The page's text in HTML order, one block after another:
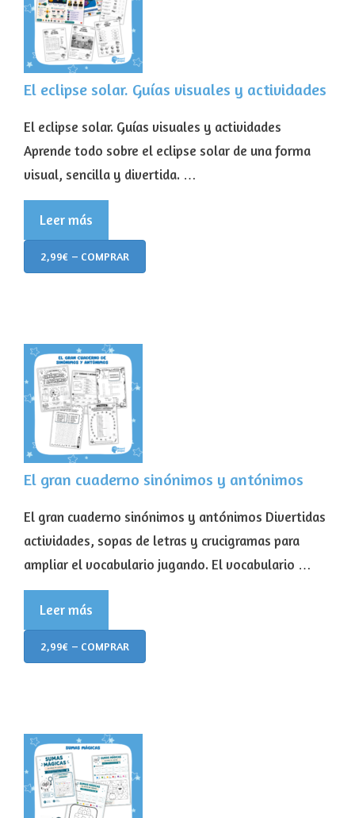
El eclipse solar. Guías visuales y actividades
El eclipse solar. Guías visuales y actividades
Aprende todo sobre el eclipse solar de una forma
visual, sencilla y divertida. …
Leer más
2,99€ – COMPRAR
El gran cuaderno sinónimos y antónimos
El gran cuaderno sinónimos y antónimos Divertidas
actividades, sopas de letras y crucigramas para
ampliar el vocabulario jugando. El vocabulario …
Leer más
2,99€ – COMPRAR